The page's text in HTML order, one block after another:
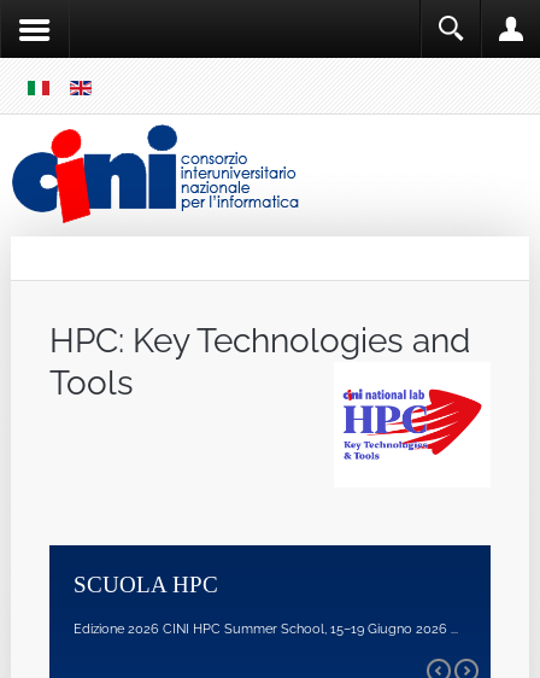
MENU
HPC: Key Technologies and
Tools
SCUOLA HPC
Edizione 2026 CINI HPC Summer School, 15–19 Giugno 2026 ...